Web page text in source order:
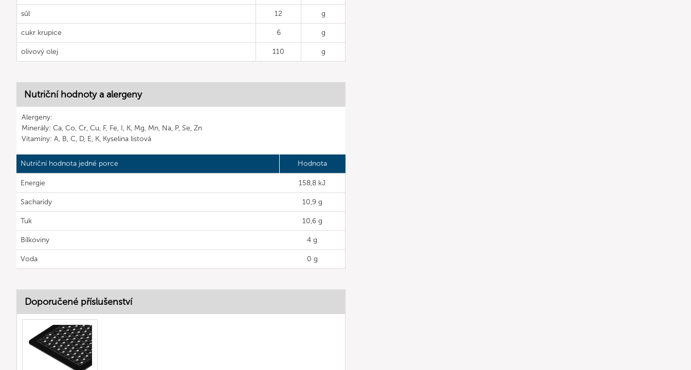
sůl 12 g
cukr krupice 6 g
olivový olej 110 g
Nutriční hodnoty a alergeny
Alergeny:
Minerály: Ca, Co, Cr, Cu, F, Fe, I, K, Mg, Mn, Na, P, Se, Zn
Vitamíny: A, B, C, D, E, K, Kyselina listová
Nutriční hodnota jedné porce Hodnota
Energie 158,8 kJ
Sacharidy 10,9 g
Tuk 10,6 g
Bílkoviny 4 g
Voda 0 g
Doporučené příslušenství